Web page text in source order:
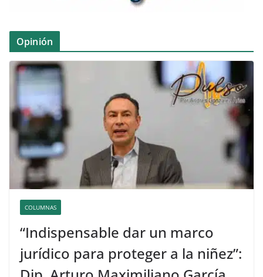
Opinión
COLUMNAS
“Indispensable dar un marco
jurídico para proteger a la niñez”: